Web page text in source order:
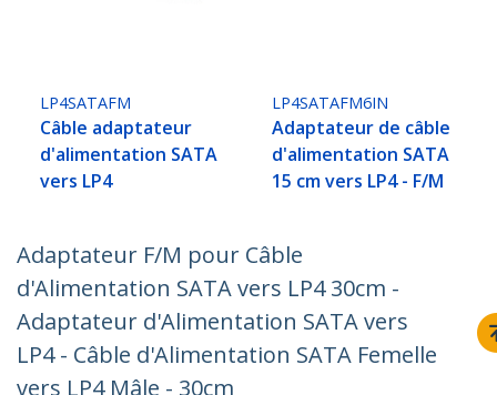
LP4SATAFM
Câble adaptateur
d'alimentation SATA
vers LP4
LP4SATAFM6IN
Adaptateur de câble
d'alimentation SATA
15 cm vers LP4 - F/M
Adaptateur F/M pour Câble
d'Alimentation SATA vers LP4 30cm -
Adaptateur d'Alimentation SATA vers
LP4 - Câble d'Alimentation SATA Femelle
vers LP4 Mâle - 30cm